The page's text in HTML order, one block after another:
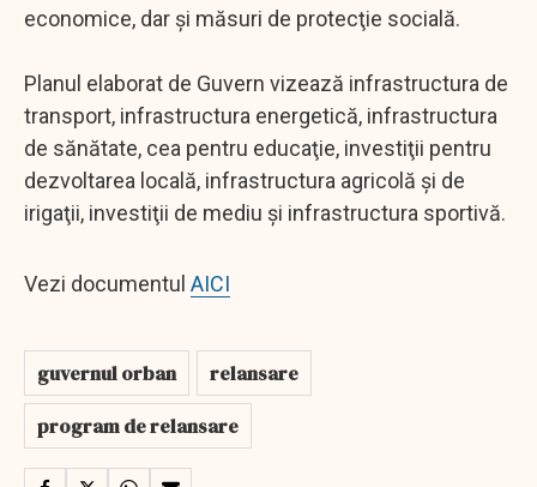
economice, dar şi măsuri de protecţie socială.
Planul elaborat de Guvern vizează infrastructura de
transport, infrastructura energetică, infrastructura
de sănătate, cea pentru educaţie, investiţii pentru
dezvoltarea locală, infrastructura agricolă şi de
irigaţii, investiţii de mediu şi infrastructura sportivă.
Vezi documentul AICI
guvernul orban
relansare
program de relansare